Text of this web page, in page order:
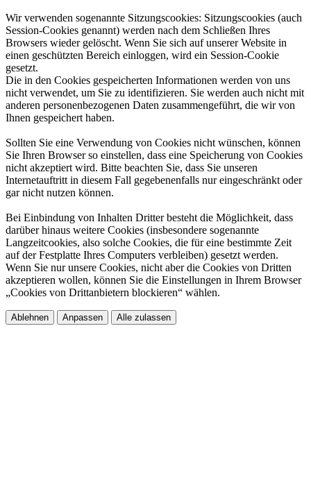
Wir verwenden sogenannte Sitzungscookies: Sitzungscookies (auch
Session-Cookies genannt) werden nach dem Schließen Ihres
Browsers wieder gelöscht. Wenn Sie sich auf unserer Website in
einen geschützten Bereich einloggen, wird ein Session-Cookie
gesetzt.​
Die in den Cookies gespeicherten Informationen werden von uns
nicht verwendet, um Sie zu identifizieren. Sie werden auch nicht mit
anderen personenbezogenen Daten zusammengeführt, die wir von
Ihnen gespeichert haben.​
Sollten Sie eine Verwendung von Cookies nicht wünschen, können
Sie Ihren Browser so einstellen, dass eine Speicherung von Cookies
nicht akzeptiert wird. Bitte beachten Sie, dass Sie unseren
Internetauftritt in diesem Fall gegebenenfalls nur eingeschränkt oder
gar nicht nutzen können.​
Bei Einbindung von Inhalten Dritter besteht die Möglichkeit, dass
darüber hinaus weitere Cookies (insbesondere sogenannte
Langzeitcookies, also solche Cookies, die für eine bestimmte Zeit
auf der Festplatte Ihres Computers verbleiben) gesetzt werden.
Wenn Sie nur unsere Cookies, nicht aber die Cookies von Dritten
akzeptieren wollen, können Sie die Einstellungen in Ihrem Browser
„Cookies von Drittanbietern blockieren“ wählen.​
Ablehnen Anpassen Alle zulassen